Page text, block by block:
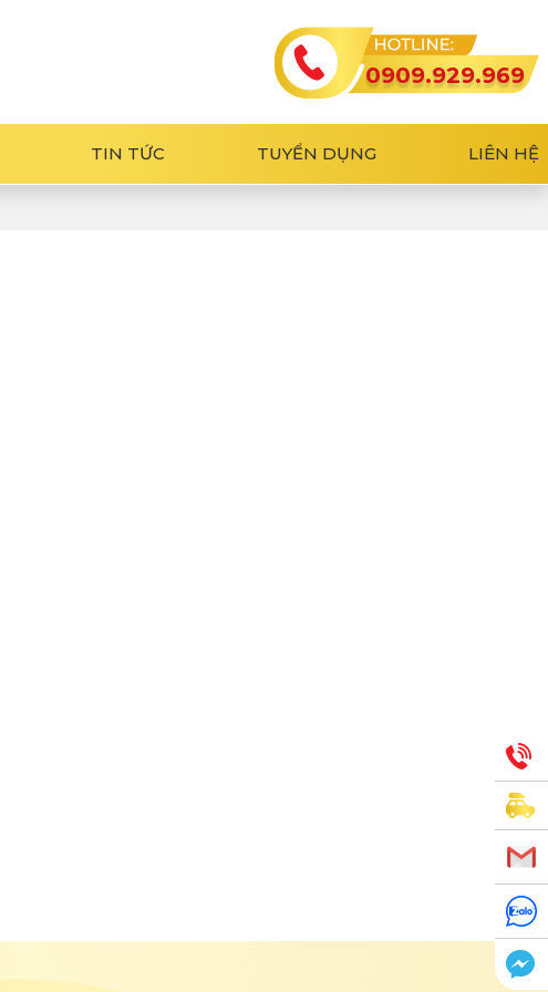
0909.929.969
TIN TỨC TUYỂN DỤNG LIÊN HỆ